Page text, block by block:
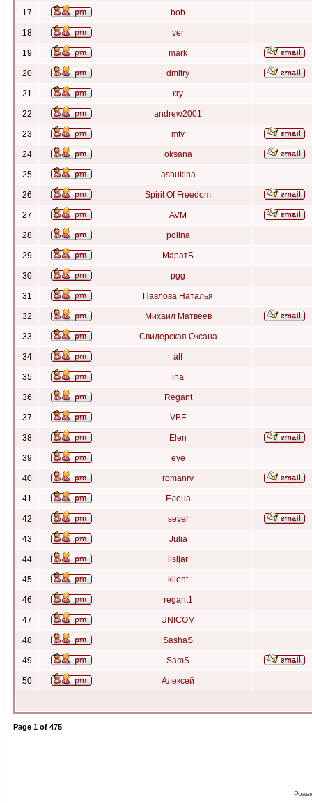
17 bob
18 ver
19 mark
20 dmitry
21 кгу
22 andrew2001
23 mtv
24 oksana
25 ashukina
26 Spirit Of Freedom
27 AVM
28 polina
29 МаратБ
30 pgg
31 Павлова Наталья
32 Михаил Матвеев
33 Свидерская Оксана
34 alf
35 ina
36 Regant
37 VBE
38 Elen
39 eye
40 romanrv
41 Елена
42 sever
43 Julia
44 ilsijar
45 klient
46 regant1
47 UNICOM
48 SashaS
49 SamS
50 Алексей
Page 1 of 475